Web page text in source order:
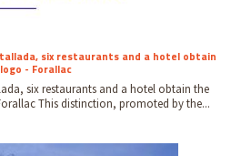
six restaurants and a hotel obtain
- Forallac
six restaurants and a hotel obtain the
This distinction, promoted by the...